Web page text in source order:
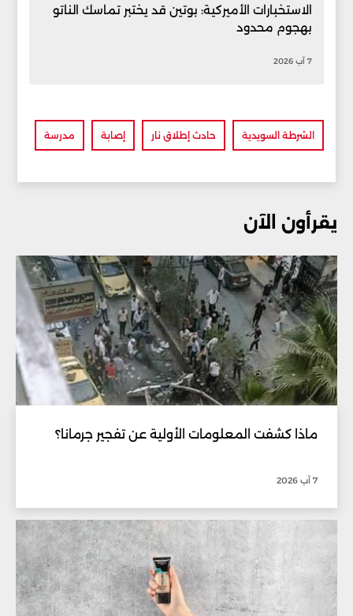
الاستخبارات الأميركية: بوتين قد يختبر تماسك الناتو
بهجوم محدود
7 آب 2026
الشرطة السويدية حادث إطلاق نار إصابة مدرسة
يقرأون الآن
ماذا كشفت المعلومات الأولية عن تفجير جرمانا؟
7 آب 2026